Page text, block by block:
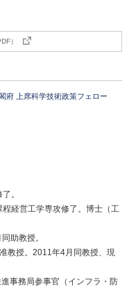
）
府 上席科学技術政策フェロー
。
経営工学専攻修了。博士（工
助教授。
教授。2011年4月同教授、現
事務局参事官（インフラ・防